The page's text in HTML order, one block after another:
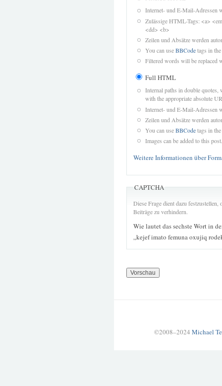
Internet- und E-Mail-Adressen
Zulässige HTML-Tags: <a>
<dd> <b>
Zeilen und Absätze werden
You can useBBCodetags in
Filtered words will be replaced
Full HTML
Internal paths in double quotes,
with the appropriate absolute
Internet- und E-Mail-Adressen
Zeilen und Absätze werden
You can useBBCodetags in
Images can be added to this post.
Weitere Informationen über
CAPTCHA
Diese Frage dient dazu
Beiträge zu verhindern.
Wie lautet das sechste Wort in
„kejef imato femuna oxujiq
©2008–2024 Michael